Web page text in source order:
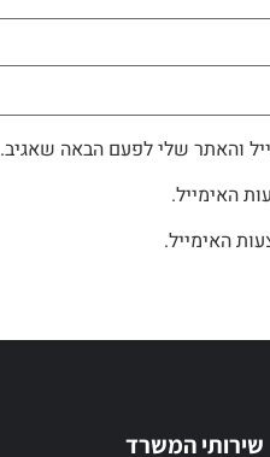
והאתר שלי לפעם הבאה שאגיב.
האימייל.
האימייל.
שירותי המשרד